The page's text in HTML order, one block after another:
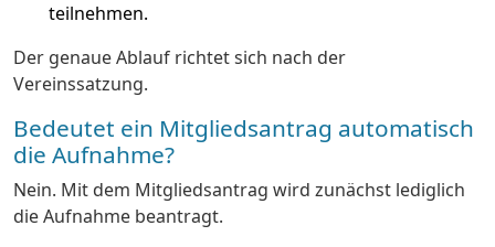
teilnehmen.
Der genaue Ablauf richtet sich nach der
Vereinssatzung.
Bedeutet ein Mitgliedsantrag automatisch
die Aufnahme?
Nein. Mit dem Mitgliedsantrag wird zunächst lediglich
die Aufnahme beantragt.